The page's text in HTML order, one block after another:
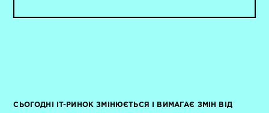
СЬОГОДНІ IT-РИНОК ЗМІНЮЄТЬСЯ І ВИМАГАЄ ЗМІН ВІД